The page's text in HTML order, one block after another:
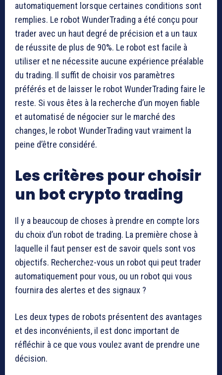
automatiquement lorsque certaines conditions sont
remplies. Le robot WunderTrading a été conçu pour
trader avec un haut degré de précision et a un taux
de réussite de plus de 90%. Le robot est facile à
utiliser et ne nécessite aucune expérience préalable
du trading. Il suffit de choisir vos paramètres
préférés et de laisser le robot WunderTrading faire le
reste. Si vous êtes à la recherche d’un moyen fiable
et automatisé de négocier sur le marché des
changes, le robot WunderTrading vaut vraiment la
peine d’être considéré.
Les critères pour choisir
un bot crypto trading
Il y a beaucoup de choses à prendre en compte lors
du choix d’un robot de trading. La première chose à
laquelle il faut penser est de savoir quels sont vos
objectifs. Recherchez-vous un robot qui peut trader
automatiquement pour vous, ou un robot qui vous
fournira des alertes et des signaux ?
Les deux types de robots présentent des avantages
et des inconvénients, il est donc important de
réfléchir à ce que vous voulez avant de prendre une
décision.